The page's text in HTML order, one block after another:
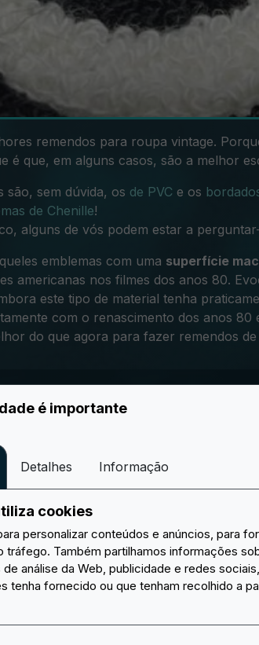
remendos para roupa vintage.
é que, em alguns casos, são a melhor
são, sem dúvida, os de PVC e os
de Chenille!
alguns de vós podem estar a
emblemas com uma superfície
americanas nos filmes dos anos 80.
este tipo de material tenha
com o renascimento dos anos
do que agora para fazer remendos
de chenille?
é importante
Detalhes Informação
cookies
personalizar conteúdos e anúncios, para
tráfego. Também partilhamos informações
análise da Web, publicidade e redes
tenha fornecido ou que tenham recolhido a